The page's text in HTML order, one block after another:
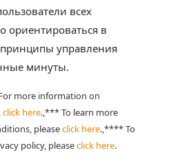
всех
ориентироваться в
управления
минуты.
more information on
click here.,*** To learn more
pleaseclick here.,**** To
policy, pleaseclick here.